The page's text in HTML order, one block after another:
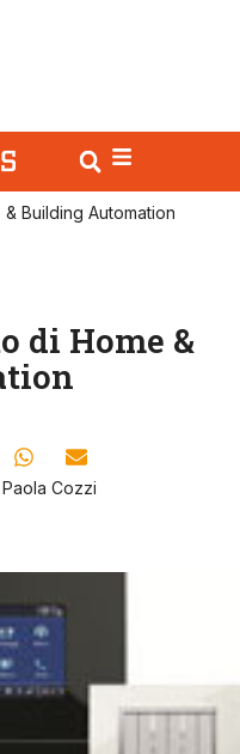
Building Automation
di Home &
Paola Cozzi